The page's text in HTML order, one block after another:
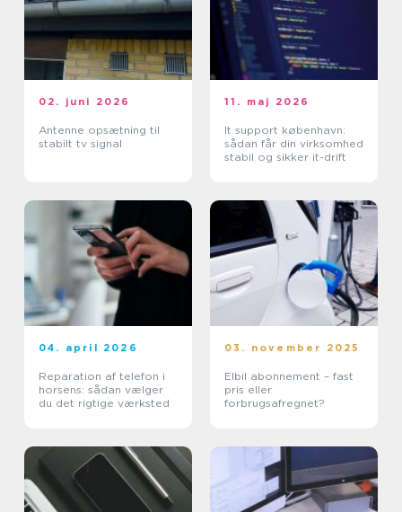
02. juni 2026
Antenne opsætning til
stabilt tv signal
11. maj 2026
It support københavn:
sådan får din virksomhed
stabil og sikker it-drift
04. april 2026
Reparation af telefon i
horsens: sådan vælger
du det rigtige værksted
03. november 2025
Elbil abonnement – fast
pris eller
forbrugsafregnet?